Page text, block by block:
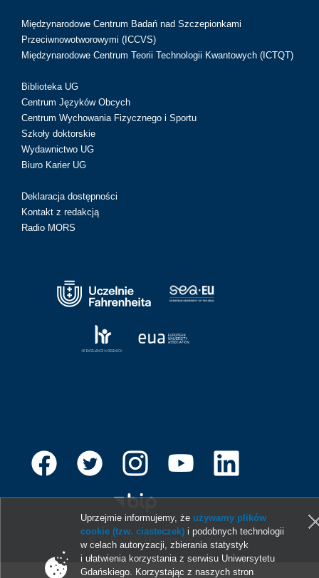
Międzynarodowe Centrum Badań nad Szczepionkami
Przeciwnowotworowymi (ICCVS)
Międzynarodowe Centrum Teorii Technologii Kwantowych (ICTQT)
Biblioteka UG
Centrum Języków Obcych
Centrum Wychowania Fizycznego i Sportu
Szkoły doktorskie
Wydawnictwo UG
Biuro Karier UG
Deklaracja dostępności
Kontakt z redakcją
Radio MORS
© 2013-2026 Uniwersytet Gdański
Uprzejmie informujemy, że używamy plików
cookie (tzw. ciasteczek) i podobnych technologii
w celach autoryzacji, zbierania statystyk
i ułatwienia korzystania z serwisu Uniwersytetu
Gdańskiego. Korzystając z naszych stron